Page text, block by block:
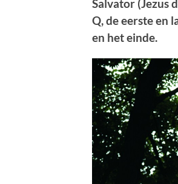
Salvator (Jezus
Q, de eerste en
en het einde.